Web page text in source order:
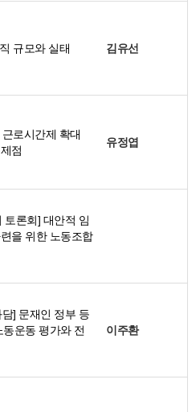
규모와 실태 김유선
로시간제 확대
점
유정엽
토론회] 대안적 임
을 위한 노동조합
담] 문재인 정부 등
동운동 평가와 전
이주환